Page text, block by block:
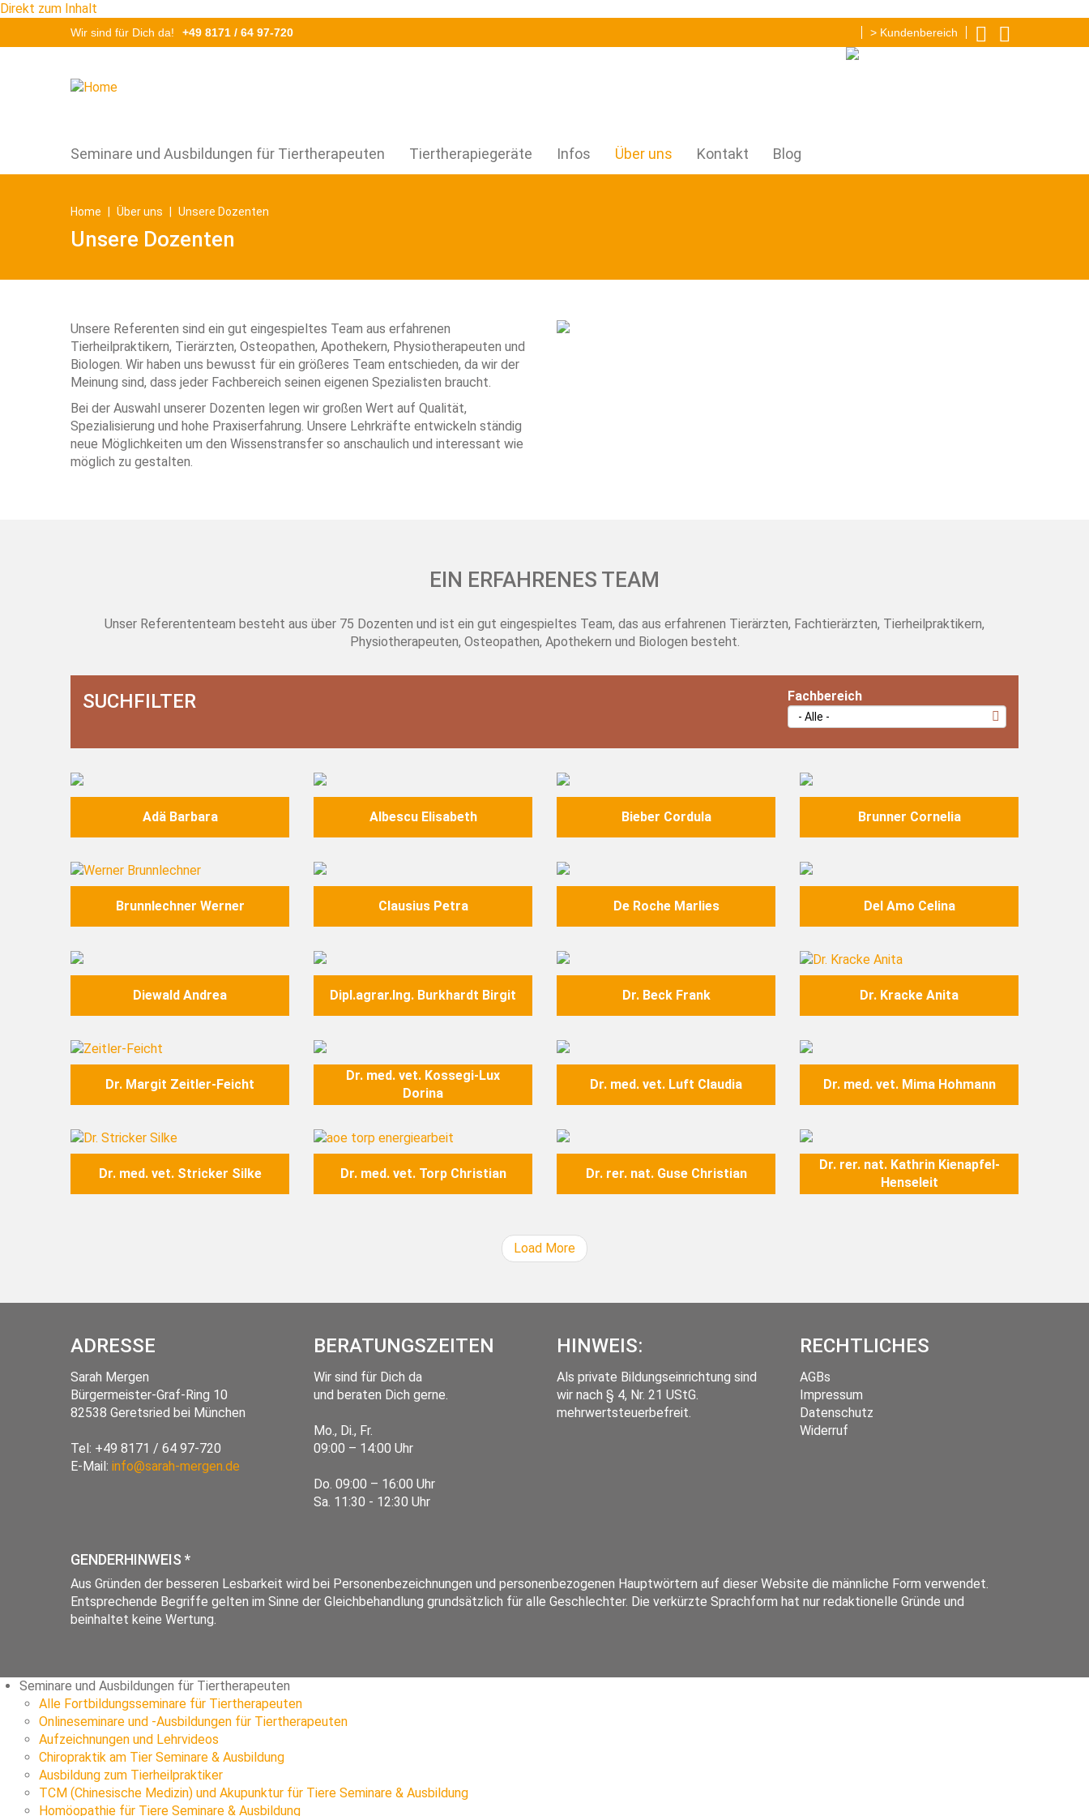
Direkt zum Inhalt
Search
Wir sind für Dich da! +49 8171 / 64 97-720 > Kundenbereich
Image
Seminare und Ausbildungen für Tiertherapeuten Tiertherapiegeräte Infos Über uns Kontakt Blog
Home Über uns Unsere Dozenten
Unsere Dozenten
Unsere Referenten sind ein gut eingespieltes Team aus erfahrenen
Tierheilpraktikern, Tierärzten, Osteopathen, Apothekern, Physiotherapeuten und
Biologen. Wir haben uns bewusst für ein größeres Team entschieden, da wir der
Meinung sind, dass jeder Fachbereich seinen eigenen Spezialisten braucht.
Bei der Auswahl unserer Dozenten legen wir großen Wert auf Qualität,
Spezialisierung und hohe Praxiserfahrung. Unsere Lehrkräfte entwickeln ständig
neue Möglichkeiten um den Wissenstransfer so anschaulich und interessant wie
möglich zu gestalten.
Image
EIN ERFAHRENES TEAM
Unser Referententeam besteht aus über 75 Dozenten und ist ein gut eingespieltes Team, das aus erfahrenen Tierärzten, Fachtierärzten, Tierheilpraktikern,
Physiotherapeuten, Osteopathen, Apothekern und Biologen besteht.
Fachbereich
Image
Adä Barbara
Image
Albescu Elisabeth
Image
Bieber Cordula
Image
Brunner Cornelia
Image
Brunnlechner Werner
Image
Clausius Petra
Image
De Roche Marlies
Image
Del Amo Celina
Image
Diewald Andrea
Image
Dipl.agrar.Ing. Burkhardt Birgit
Image
Dr. Beck Frank
Image
Dr. Kracke Anita
Image
Dr. Margit Zeitler-Feicht
Image
Dr. med. vet. Kossegi-Lux
Dorina
Image
Dr. med. vet. Luft Claudia
Image
Dr. med. vet. Mima Hohmann
Image
Dr. med. vet. Stricker Silke
Image
Dr. med. vet. Torp Christian
Image
Dr. rer. nat. Guse Christian
Image
Dr. rer. nat. Kathrin Kienapfel-
Henseleit
Load More
ADRESSE
Sarah Mergen
Bürgermeister-Graf-Ring 10
82538 Geretsried bei München
Tel: +49 8171 / 64 97-720
E-Mail: info@sarah-mergen.de
BERATUNGSZEITEN
Wir sind für Dich da
und beraten Dich gerne.
Mo., Di., Fr.
09:00 – 14:00 Uhr
Do. 09:00 – 16:00 Uhr
Sa. 11:30 - 12:30 Uhr
HINWEIS:
Als private Bildungseinrichtung sind
wir nach § 4, Nr. 21 UStG.
mehrwertsteuerbefreit.
RECHTLICHES
AGBs
Impressum
Datenschutz
Widerruf
GENDERHINWEIS *
Aus Gründen der besseren Lesbarkeit wird bei Personenbezeichnungen und personenbezogenen Hauptwörtern auf dieser Website die männliche Form verwendet.
Entsprechende Begriffe gelten im Sinne der Gleichbehandlung grundsätzlich für alle Geschlechter. Die verkürzte Sprachform hat nur redaktionelle Gründe und
beinhaltet keine Wertung.
Seminare und Ausbildungen für Tiertherapeuten
Alle Fortbildungsseminare für Tiertherapeuten
Onlineseminare und -Ausbildungen für Tiertherapeuten
Aufzeichnungen und Lehrvideos
Chiropraktik am Tier Seminare & Ausbildung
Ausbildung zum Tierheilpraktiker
TCM (Chinesische Medizin) und Akupunktur für Tiere Seminare & Ausbildung
Homöopathie für Tiere Seminare & Ausbildung